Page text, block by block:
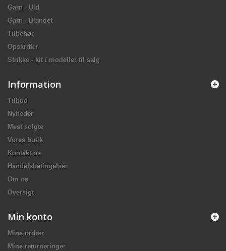
Garn - Uld
Garn - Blandet
Tilbehør
Opskrifter
Strikke - kit / modeller til salg
Information
Tilbud
Nyheder
Mest solgte
Vores butik
Kontakt os
Handelsbetingelser
Om os
Oversigt
Min konto
Mine ordrer
Mine returneringer